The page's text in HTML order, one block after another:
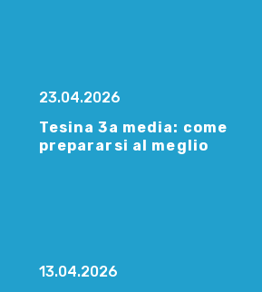
23.04.2026
Tesina 3a media: come
prepararsi al meglio
13.04.2026